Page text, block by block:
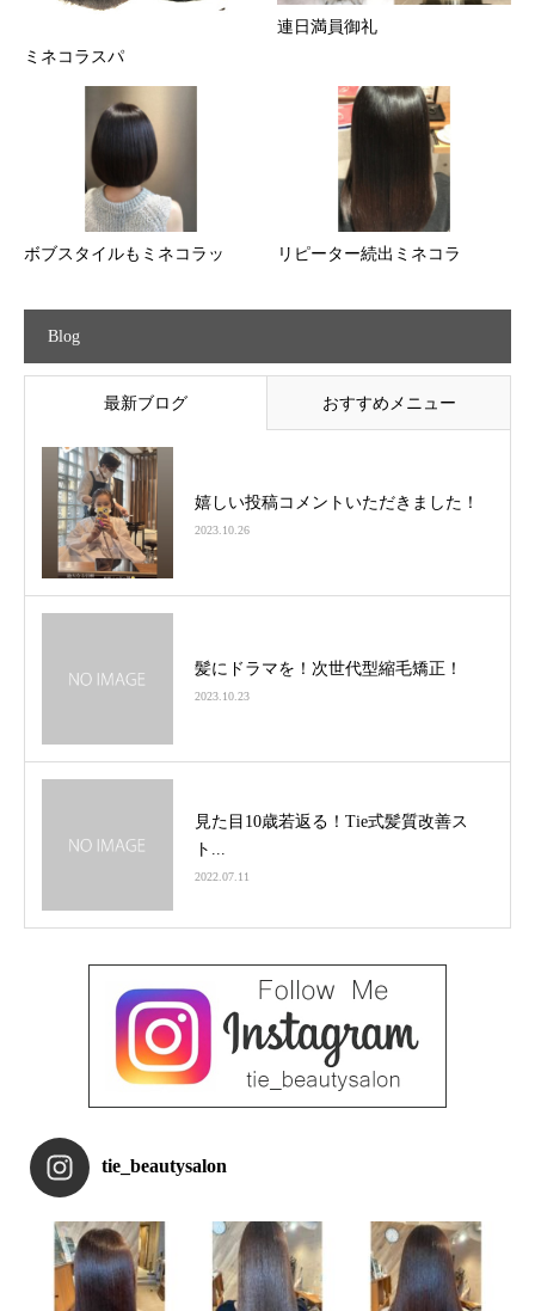
ミネコラスパ
連日満員御礼
ボブスタイルもミネコラッ リピーター続出ミネコラ
Blog
最新ブログ おすすめメニュー
嬉しい投稿コメントいただきました！
2023.10.26
髪にドラマを！次世代型縮毛矯正！
2023.10.23
見た目10歳若返る！Tie式髪質改善ス
ト...
2022.07.11
tie_beautysalon